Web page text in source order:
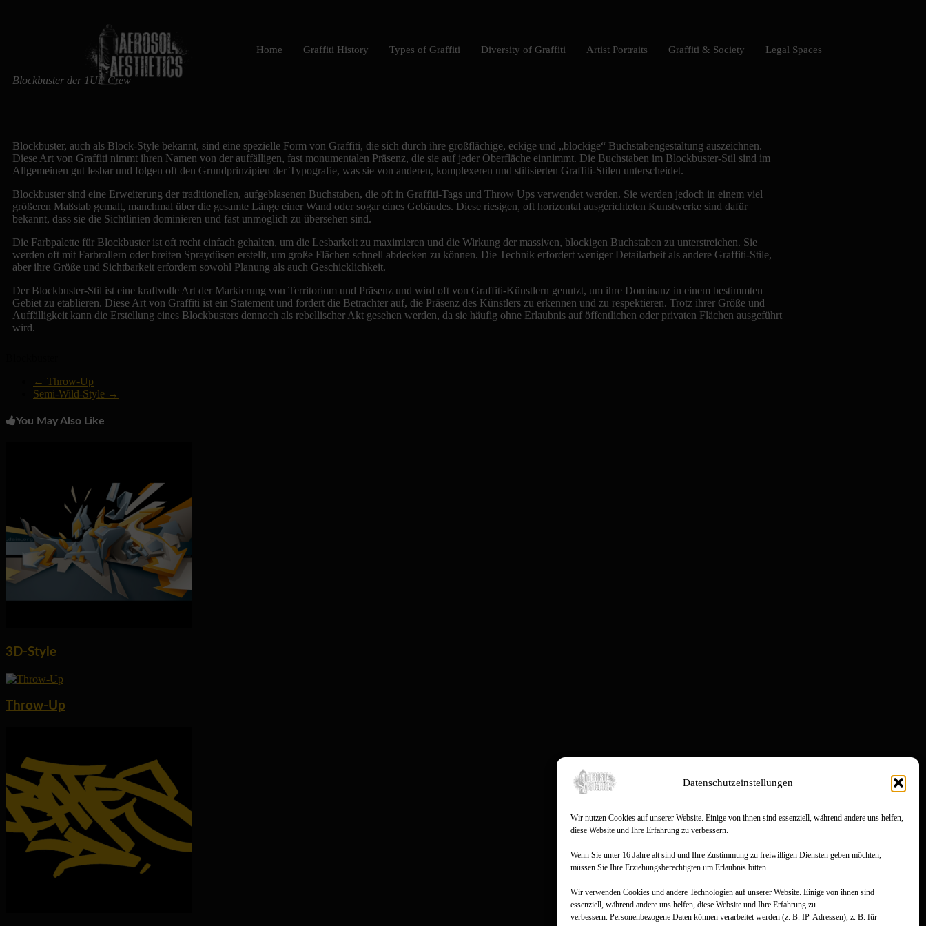
Datenschutzeinstellungen
Wir nutzen Cookies auf unserer Website. Einige von ihnen sind essenziell, während andere uns helfen,
diese Website und Ihre Erfahrung zu verbessern.
Wenn Sie unter 16 Jahre alt sind und Ihre Zustimmung zu freiwilligen Diensten geben möchten,
müssen Sie Ihre Erziehungsberechtigten um Erlaubnis bitten.
Wir verwenden Cookies und andere Technologien auf unserer Website. Einige von ihnen sind
essenziell, während andere uns helfen, diese Website und Ihre Erfahrung zu
verbessern. Personenbezogene Daten können verarbeitet werden (z. B. IP-Adressen), z. B. für
Home Graffiti History Types of Graffiti Diversity of Graffiti Artist Portraits Graffiti & Society Legal Spaces
Blockbuster der 1UP Crew
Blockbuster, auch als Block-Style bekannt, sind eine spezielle Form von Graffiti, die sich durch ihre großflächige, eckige und „blockige“ Buchstabengestaltung auszeichnen.
Diese Art von Graffiti nimmt ihren Namen von der auffälligen, fast monumentalen Präsenz, die sie auf jeder Oberfläche einnimmt. Die Buchstaben im Blockbuster-Stil sind im
Allgemeinen gut lesbar und folgen oft den Grundprinzipien der Typografie, was sie von anderen, komplexeren und stilisierten Graffiti-Stilen unterscheidet.
Blockbuster sind eine Erweiterung der traditionellen, aufgeblasenen Buchstaben, die oft in Graffiti-Tags und Throw Ups verwendet werden. Sie werden jedoch in einem viel
größeren Maßstab gemalt, manchmal über die gesamte Länge einer Wand oder sogar eines Gebäudes. Diese riesigen, oft horizontal ausgerichteten Kunstwerke sind dafür
bekannt, dass sie die Sichtlinien dominieren und fast unmöglich zu übersehen sind.
Die Farbpalette für Blockbuster ist oft recht einfach gehalten, um die Lesbarkeit zu maximieren und die Wirkung der massiven, blockigen Buchstaben zu unterstreichen. Sie
werden oft mit Farbrollern oder breiten Spraydüsen erstellt, um große Flächen schnell abdecken zu können. Die Technik erfordert weniger Detailarbeit als andere Graffiti-Stile,
aber ihre Größe und Sichtbarkeit erfordern sowohl Planung als auch Geschicklichkeit.
Der Blockbuster-Stil ist eine kraftvolle Art der Markierung von Territorium und Präsenz und wird oft von Graffiti-Künstlern genutzt, um ihre Dominanz in einem bestimmten
Gebiet zu etablieren. Diese Art von Graffiti ist ein Statement und fordert die Betrachter auf, die Präsenz des Künstlers zu erkennen und zu respektieren. Trotz ihrer Größe und
Auffälligkeit kann die Erstellung eines Blockbusters dennoch als rebellischer Akt gesehen werden, da sie häufig ohne Erlaubnis auf öffentlichen oder privaten Flächen ausgeführt
wird.
← Throw-Up
Semi-Wild-Style →
You May Also Like
3D-Style
Throw-Up